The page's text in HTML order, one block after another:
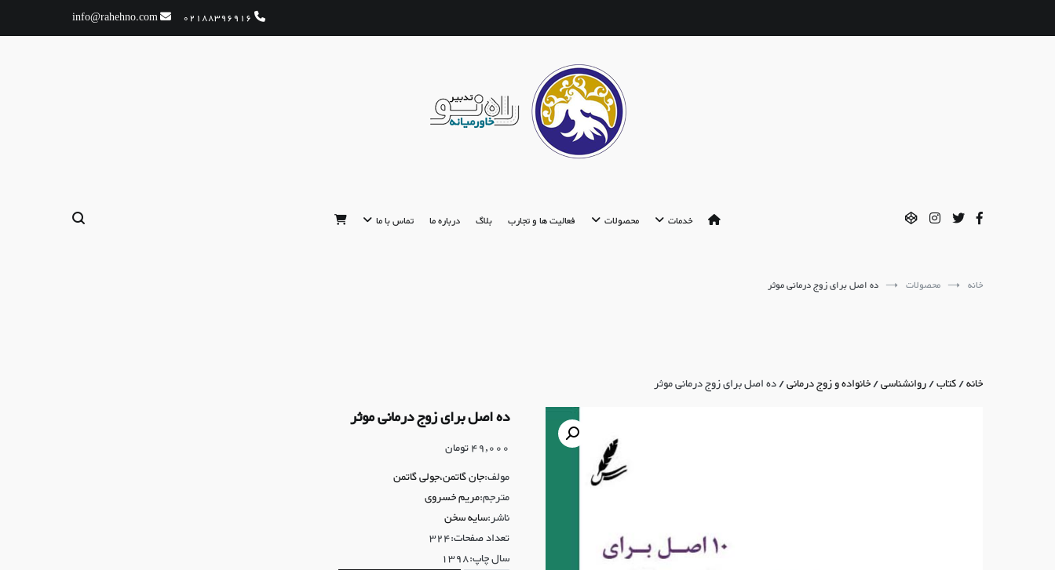
02188396916
info@rahehno.com
خدمات
محصولات فعالیت ها و تجارب بلاگ درباره ما تماس با ما
خانه محصولات ده اصل برای زوج درمانی موثر
خانه/کتاب/روانشناسی/خانواده و زوج درمانی/ ده اصل برای زوج درمانی موثر
ده اصل برای زوج درمانی موثر
49,000تومان
مولف:جان گاتمن،جولی گاتمن
مترجم:مریم خسروی
ناشر:سایه سخن
تعداد صفحات:324
سال چاپ:1398